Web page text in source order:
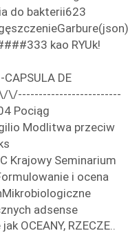
do bakterii623
kao RYUk!
DE
\/-------------------------
Pociąg
Modlitwa przeciw
Krajowy Seminarium
i ocena
adsense
OCEANY, RZECZE..